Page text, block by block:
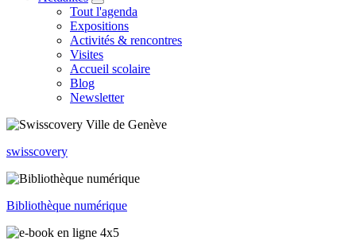
Tout l'agenda
Expositions
Activités & rencontres
Visites
Accueil scolaire
Blog
Newsletter
swisscovery
Bibliothèque numérique